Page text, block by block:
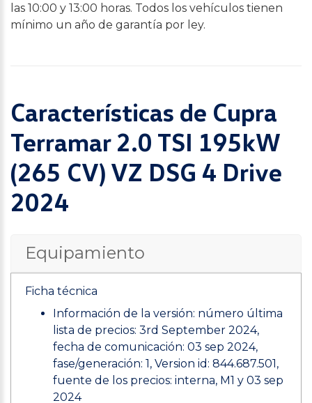
las 10:00 y 13:00 horas. Todos los vehículos tienen
mínimo un año de garantía por ley.
Características de Cupra
Terramar 2.0 TSI 195kW
(265 CV) VZ DSG 4 Drive
2024
Equipamiento
Ficha técnica
Información de la versión: número última
lista de precios: 3rd September 2024,
fecha de comunicación: 03 sep 2024,
fase/generación: 1, Version id: 844.687.501,
fuente de los precios: interna, M1 y 03 sep
2024